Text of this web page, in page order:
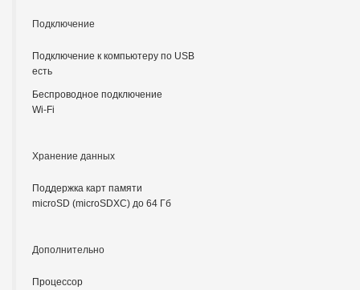
Подключение
Подключение к компьютеру по USB
есть
Беспроводное подключение
Wi-Fi
Хранение данных
Поддержка карт памяти
microSD (microSDXC) до 64 Гб
Дополнительно
Процессор